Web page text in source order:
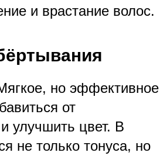
и врастание волос.
но эффективное
от
улучшить цвет. В
не только тонуса, но